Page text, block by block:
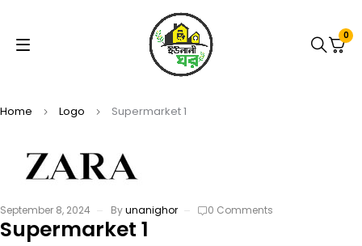
0
Home Logo Supermarket 1
September 8, 2024 Byunanighor 0 Comments
Supermarket 1